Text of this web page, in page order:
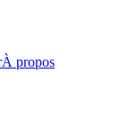
À propos